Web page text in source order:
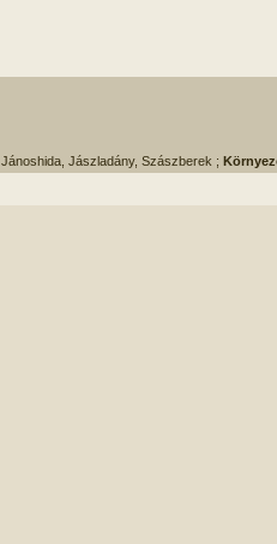
Jánoshida, Jászladány, Szászberek ;